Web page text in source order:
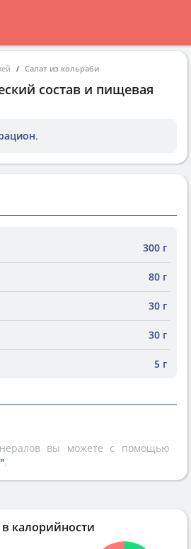
Салат из кольраби
состав и пищевая
.
300 г
80 г
30 г
30 г
5 г
вы можете с помощью
.
калорийности